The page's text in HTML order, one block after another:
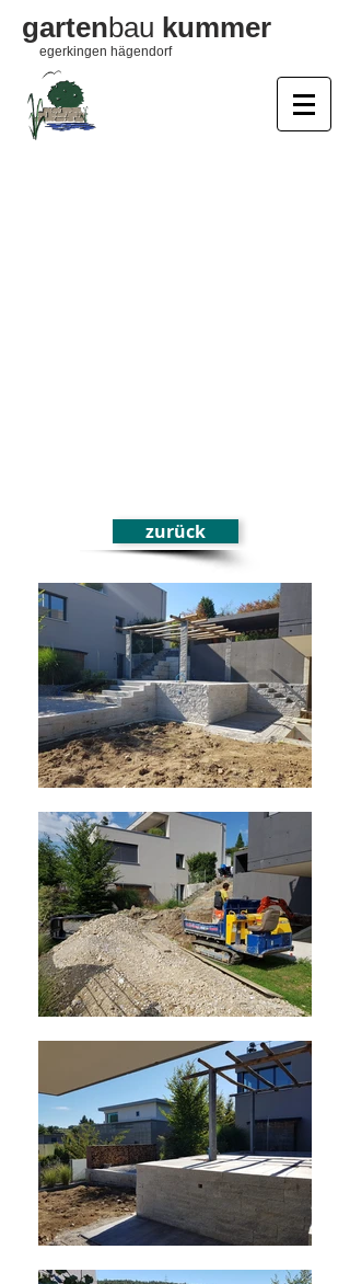
egerkingen hägendorf
gartenbau kummer
zurück